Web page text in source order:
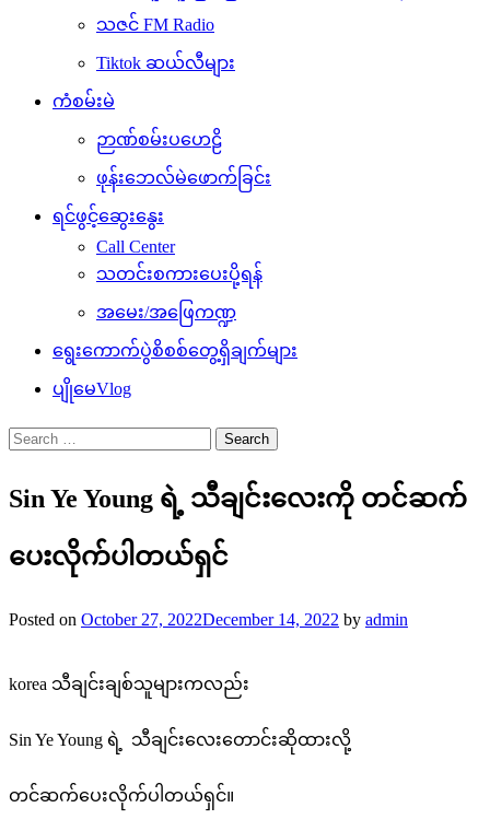
သဇင် FM Radio
Tiktok ဆယ်လီများ
ကံစမ်းမဲ
ဉာဏ်စမ်းပဟေဠိ
ဖုန်းဘေလ်မဲဖောက်ခြင်း
ရင်ဖွင့်ဆွေးနွေး
Call Center
သတင်းစကားပေးပို့ရန်
အမေး/အဖြေကဏ္ဍ
ရွေးကောက်ပွဲစိစစ်တွေ့ရှိချက်များ
ပျိုမေVlog
Search
for:
Sin Ye Young ရဲ့ သီချင်းလေးကို တင်ဆက်
ပေးလိုက်ပါတယ်ရှင်
Posted on October 27, 2022December 14, 2022 by admin
korea သီချင်းချစ်သူများကလည်း
Sin Ye Young ရဲ့ သီချင်းလေးတောင်းဆိုထားလို့
တင်ဆက်ပေးလိုက်ပါတယ်ရှင်။